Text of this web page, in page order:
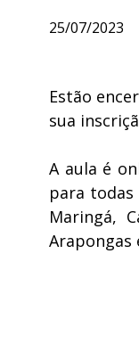
25/07/2023
Estão
sua
A aula é
para todas
Maringá,
Arapongas